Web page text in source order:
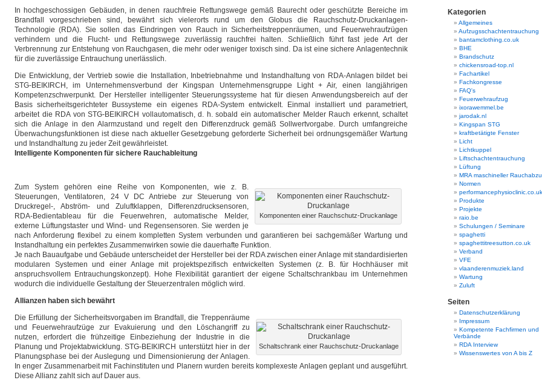
In hochgeschossigen Gebäuden, in denen rauchfreie Rettungswege gemäß Baurecht oder geschützte Bereiche im
Brandfall vorgeschrieben sind, bewährt sich vielerorts rund um den Globus die Rauchschutz-Druckanlagen-
Technologie (RDA). Sie sollen das Eindringen von Rauch in Sicherheitstreppenräumen, und Feuerwehraufzügen
verhindern und die Flucht- und Rettungswege zuverlässig rauchfrei halten. Schließlich führt fast jede Art der
Verbrennung zur Entstehung von Rauchgasen, die mehr oder weniger toxisch sind. Da ist eine sichere Anlagentechnik
für die zuverlässige Entrauchung unerlässlich.
Die Entwicklung, der Vertrieb sowie die Installation, Inbetriebnahme und Instandhaltung von RDA-Anlagen bildet bei
STG-BEIKIRCH, im Unternehmensverbund der Kingspan Unternehmensgruppe Light + Air, einen langjährigen
Kompetenzschwerpunkt. Der Hersteller intelligenter Steuerungssysteme hat für diesen Anwendungsbereich auf der
Basis sicherheitsgerichteter Bussysteme ein eigenes RDA-System entwickelt. Einmal installiert und parametriert,
arbeitet die RDA von STG-BEIKIRCH vollautomatisch, d. h. sobald ein automatischer Melder Rauch erkennt, schaltet
sich die Anlage in den Alarmzustand und regelt den Differenzdruck gemäß Sollwertvorgabe. Durch umfangreiche
Überwachungsfunktionen ist diese nach aktueller Gesetzgebung geforderte Sicherheit bei ordnungsgemäßer Wartung
und Instandhaltung zu jeder Zeit gewährleistet.
Intelligente Komponenten für sichere Rauchableitung
Komponenten einer Rauchschutz-Druckanlage
Zum System gehören eine Reihe von Komponenten, wie z. B.
Steuerungen, Ventilatoren, 24 V DC Antriebe zur Steuerung von
Druckregel-, Abström- und Zuluftklappen, Differenzdrucksensoren,
RDA-Bedientableau für die Feuerwehren, automatische Melder,
externe Lüftungstaster und Wind- und Regensensoren. Sie werden je
nach Anforderung flexibel zu einem kompletten System verbunden und garantieren bei sachgemäßer Wartung und
Instandhaltung ein perfektes Zusammenwirken sowie die dauerhafte Funktion.
Je nach Bauaufgabe und Gebäude unterscheidet der Hersteller bei der RDA zwischen einer Anlage mit standardisierten
modularen Systemen und einer Anlage mit projektspezifisch entwickelten Systemen (z. B. für Hochhäuser mit
anspruchsvollem Entrauchungskonzept). Hohe Flexibilität garantiert der eigene Schaltschrankbau im Unternehmen
wodurch die individuelle Gestaltung der Steuerzentralen möglich wird.
Allianzen haben sich bewährt
Schaltschrank einer Rauchschutz-Druckanlage
Die Erfüllung der Sicherheitsvorgaben im Brandfall, die Treppenräume
und Feuerwehraufzüge zur Evakuierung und den Löschangriff zu
nutzen, erfordert die frühzeitige Einbeziehung der Industrie in die
Planung und Projektabwicklung. STG-BEIKIRCH unterstützt hier in der
Planungsphase bei der Auslegung und Dimensionierung der Anlagen.
In enger Zusammenarbeit mit Fachinstituten und Planern wurden bereits komplexeste Anlagen geplant und ausgeführt.
Diese Allianz zahlt sich auf Dauer aus.
Kategorien
Allgemeines
Aufzugsschachtentrauchung
bantamclothing.co.uk
BHE
Brandschutz
chickensroad-top.nl
Fachartikel
Fachkongresse
FAQ's
Feuerwehraufzug
ixorawemmel.be
jarodak.nl
Kingspan STG
kraftbetätigte Fenster
Licht
Lichtkuppel
Liftschachtentrauchung
Lüftung
MRA maschineller
Normen
performancephysioclinic.co.uk
Produkte
Projekte
raio.be
Schulungen / Seminare
spaghetti
spaghettitreesutton.co.uk
Verband
VFE
vlaanderenmuziek.land
Wartung
Zuluft
Seiten
Datenschutzerklärung
Impressum
Kompetente Fachfirmen und
Verbände
RDA Interview
Wissenswertes von A bis Z